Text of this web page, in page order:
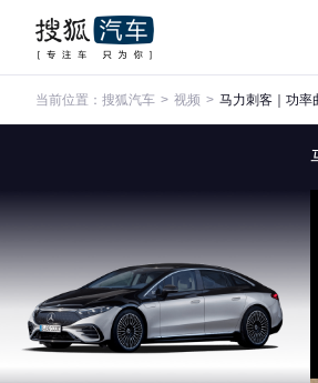
当前位置： 搜狐汽车 > 视频 > 马力刺客｜功率